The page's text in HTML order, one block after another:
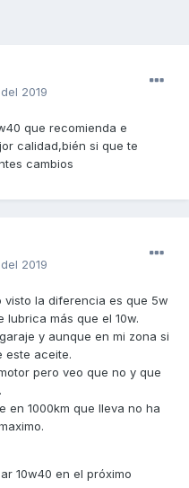
2019
que recomienda e
calidad,bién si que te
cambios
2019
visto la diferencia es que 5w
más que el 10w.
y aunque en mi zona si
este aceite.
pero veo que no y que
en 1000km que lleva no ha
10w40 en el próximo